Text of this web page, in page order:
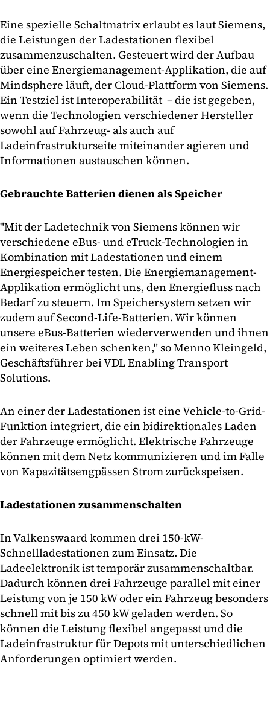
Eine spezielle Schaltmatrix erlaubt es laut Siemens,
die Leistungen der Ladestationen flexibel
zusammenzuschalten. Gesteuert wird der Aufbau
über eine Energiemanagement-Applikation, die auf
Mindsphere läuft, der Cloud-Plattform von Siemens.
Ein Testziel ist Interoperabilität – die ist gegeben,
wenn die Technologien verschiedener Hersteller
sowohl auf Fahrzeug- als auch auf
Ladeinfrastrukturseite miteinander agieren und
Informationen austauschen können.
Gebrauchte Batterien dienen als Speicher
"Mit der Ladetechnik von Siemens können wir
verschiedene eBus- und eTruck-Technologien in
Kombination mit Ladestationen und einem
Energiespeicher testen. Die Energiemanagement-
Applikation ermöglicht uns, den Energiefluss nach
Bedarf zu steuern. Im Speichersystem setzen wir
zudem auf Second-Life-Batterien. Wir können
unsere eBus-Batterien wiederverwenden und ihnen
ein weiteres Leben schenken," so Menno Kleingeld,
Geschäftsführer bei VDL Enabling Transport
Solutions.
An einer der Ladestationen ist eine Vehicle-to-Grid-
Funktion integriert, die ein bidirektionales Laden
der Fahrzeuge ermöglicht. Elektrische Fahrzeuge
können mit dem Netz kommunizieren und im Falle
von Kapazitätsengpässen Strom zurückspeisen.
Ladestationen zusammenschalten
In Valkenswaard kommen drei 150-kW-
Schnellladestationen zum Einsatz. Die
Ladeelektronik ist temporär zusammenschaltbar.
Dadurch können drei Fahrzeuge parallel mit einer
Leistung von je 150 kW oder ein Fahrzeug besonders
schnell mit bis zu 450 kW geladen werden. So
können die Leistung flexibel angepasst und die
Ladeinfrastruktur für Depots mit unterschiedlichen
Anforderungen optimiert werden.